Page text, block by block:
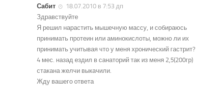
Сабит
18.07.2010 в 7:53 дп
Здравствуйте
Я решил нарастить мышечную массу, и собираюсь
принимать протеин или аминокислоты, можно ли их
принимать учитывая что у меня хронический гастрит?
4 мес. назад ездил в санаторий так из меня 2,5(200гр)
стакана желчи выкачили.
Жду вашего ответа